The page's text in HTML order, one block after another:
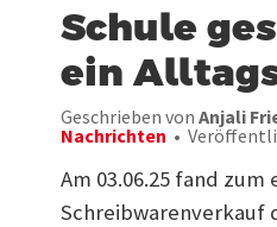
Schule
ein
Geschrieben von Anjali
Nachrichten
Am 03.06.25 fand zum
Schreibwarenverkauf